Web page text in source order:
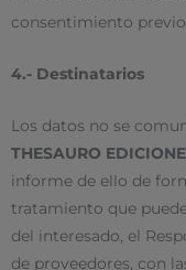
consentimiento
4.- Destinatarios
Los datos no se
THESAURO
informe de ello de
tratamiento que
del interesado, el
de proveedores, con